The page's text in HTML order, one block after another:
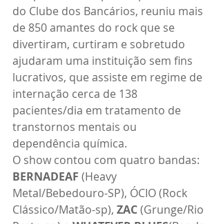
do Clube dos Bancários, reuniu mais
de 850 amantes do rock que se
divertiram, curtiram e sobretudo
ajudaram uma instituição sem fins
lucrativos, que assiste em regime de
internação cerca de 138
pacientes/dia em tratamento de
transtornos mentais ou
dependência química.
O show contou com quatro bandas:
BERNADEAF (Heavy
Metal/Bebedouro-SP), ÓCIO (Rock
Clássico/Matão-sp), ZAC (Grunge/Rio